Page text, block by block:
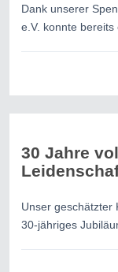
Dank unserer
e.V. konnte
30 Jahre
Unser geschätzter
30-jähriges